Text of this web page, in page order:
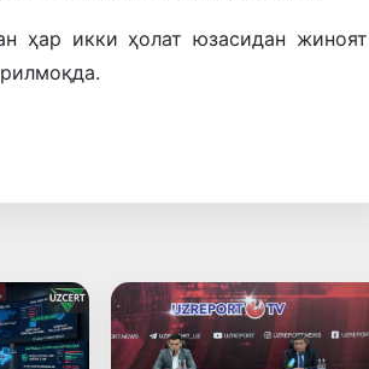
ҳар икки ҳолат юзасидан жиноят
.